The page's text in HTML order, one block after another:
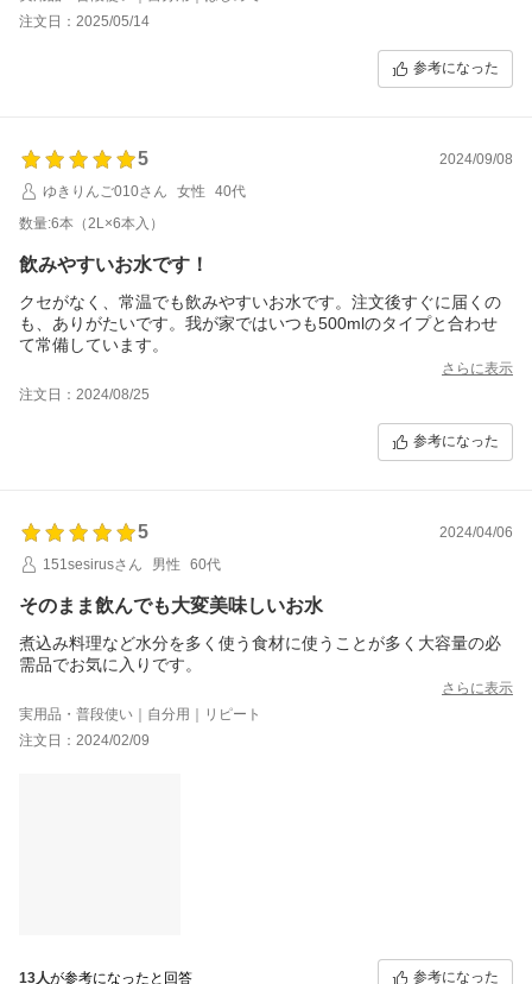
お水は普通の美味しいお水でした。採水地が明記されているのが
安心で良いです。
注文日：2025/05/14
参考になった
5
2024/09/08
ゆきりんご010さん
女性
40代
数量:6本（2L×6本入）
飲みやすいお水です！
クセがなく、常温でも飲みやすいお水です。注文後すぐに届くの
も、ありがたいです。我が家ではいつも500mlのタイプと合わせ
て常備しています。
さらに表示
注文日：2024/08/25
参考になった
5
2024/04/06
151sesirusさん
男性 60代
そのまま飲んでも大変美味しいお水
煮込み料理など水分を多く使う食材に使うことが多く大容量の必
需品でお気に入りです。
さらに表示
実用品・普段使い｜自分用｜リピート
注文日：2024/02/09
13人が参考になったと回答 参考になった